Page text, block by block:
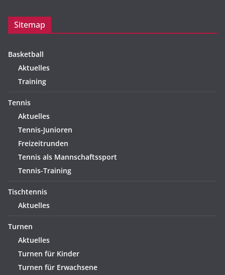
Sitemap
Basketball
Aktuelles
Training
Tennis
Aktuelles
Tennis-Junioren
Freizeitrunden
Tennis als Mannschaftssport
Tennis-Training
Tischtennis
Aktuelles
Turnen
Aktuelles
Turnen für Kinder
Turnen für Erwachsene